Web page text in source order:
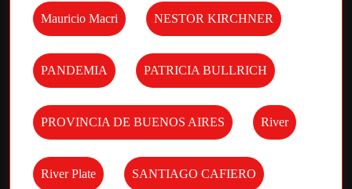
Mauricio Macri NESTOR KIRCHNER
PANDEMIA PATRICIA BULLRICH
PROVINCIA DE BUENOS AIRES River
River Plate SANTIAGO CAFIERO